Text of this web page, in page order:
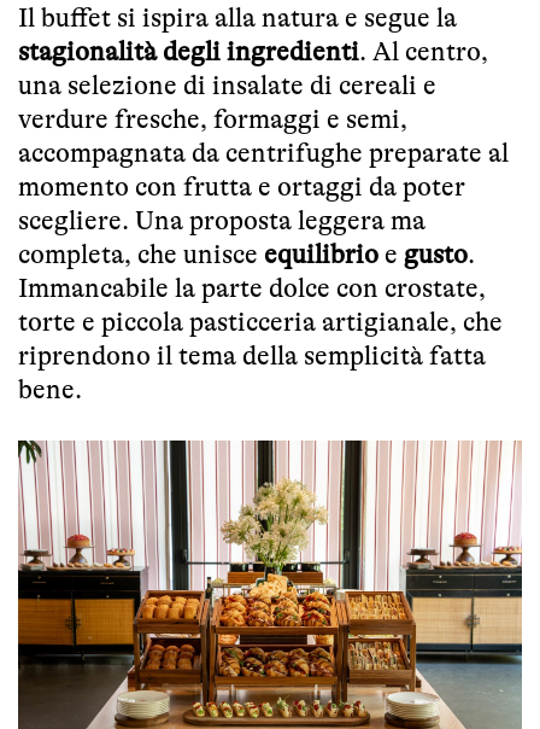
Il buffet si ispira alla natura e segue la
stagionalità degli ingredienti. Al centro,
una selezione di insalate di cereali e
verdure fresche, formaggi e semi,
accompagnata da centrifughe preparate al
momento con frutta e ortaggi da poter
scegliere. Una proposta leggera ma
completa, che unisce equilibrio e gusto.
Immancabile la parte dolce con crostate,
torte e piccola pasticceria artigianale, che
riprendono il tema della semplicità fatta
bene.